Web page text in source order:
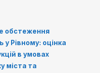
обстеження
у Рівному: оцінка
в умовах
міста та